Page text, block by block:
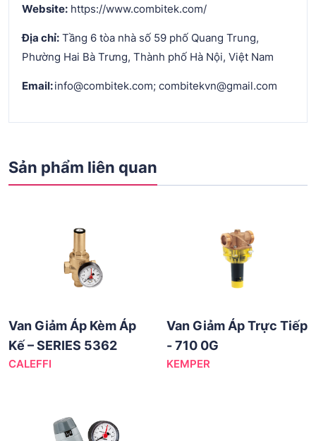
Website: https://www.combitek.com/
Địa chỉ: Tầng 6 tòa nhà số 59 phố Quang Trung,
Phường Hai Bà Trưng, Thành phố Hà Nội, Việt Nam
Email:info@combitek.com; combitekvn@gmail.com
Sản phẩm liên quan
Van Giảm Áp Kèm Áp
Kế – SERIES 5362
CALEFFI
Van Giảm Áp Trực Tiếp
- 710 0G
KEMPER